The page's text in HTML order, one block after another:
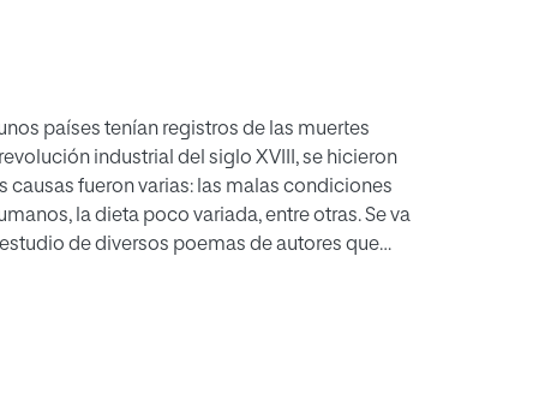
países tenían registros de las muertes
industrial del siglo XVIII, se hicieron
fueron varias: las malas condiciones
la dieta poco variada, entre otras. Se va
de diversos poemas de autores que
romántica.